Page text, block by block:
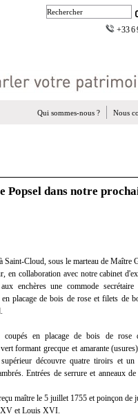
+33 6
Nous
Qui sommes-nous ?
Popsel dans notre
Saint-Cloud, sous le marteau de Maître
en collaboration avec notre cabinet
enchères une commode secrétaire
placage de bois de rose et filets de
coupés en placage de bois de rose
formant grecque et amarante
découvre quatre tiroirs et
Entrées de serrure et anneaux
maître le 5 juillet 1755 et poinçon de
XV et Louis XVI.